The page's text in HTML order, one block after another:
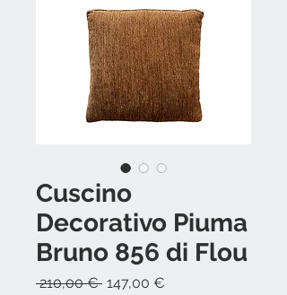
Cuscino
Decorativo Piuma
Bruno 856 di Flou
210,00 € Prezzo
147,00 €